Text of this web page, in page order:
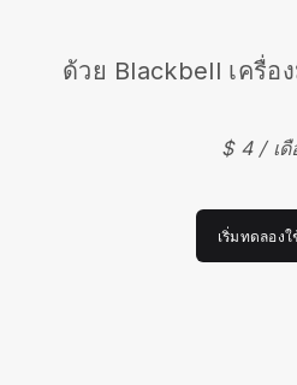
ด้วย Blackbell เครื่อ
$ 4 / เ
เริ่มทดลอง